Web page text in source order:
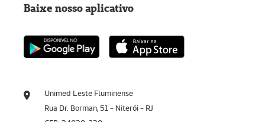
Unimed Leste Fluminense
Rua Dr. Borman, 51 - Niterói - RJ
Baixe nosso aplicativo